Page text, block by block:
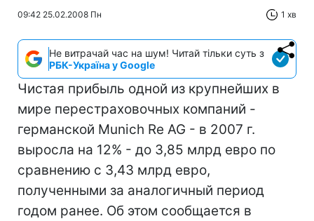
09:42 25.02.2008 Пн 1 хв
Не витрачай час на шум! Читай тільки суть з
РБК-Україна у Google
Чистая прибыль одной из крупнейших в
мире перестраховочных компаний -
германской Munich Re AG - в 2007 г.
выросла на 12% - до 3,85 млрд евро по
сравнению с 3,43 млрд евро,
полученными за аналогичный период
годом ранее. Об этом сообщается в